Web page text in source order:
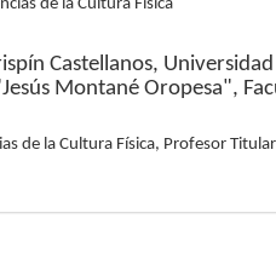
de la Cultura Física
Castellanos,
Montané Oropesa",
de la Cultura Física, Profesor Titular